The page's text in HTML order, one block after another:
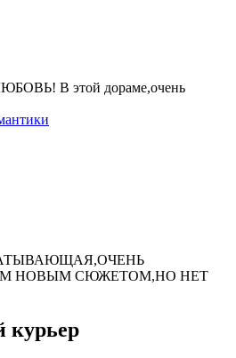
В этой дораме,очень
НОВЫМ СЮЖЕТОМ,НО НЕТ